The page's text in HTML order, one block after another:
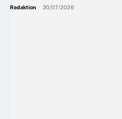
Redaktion 30/07/2026